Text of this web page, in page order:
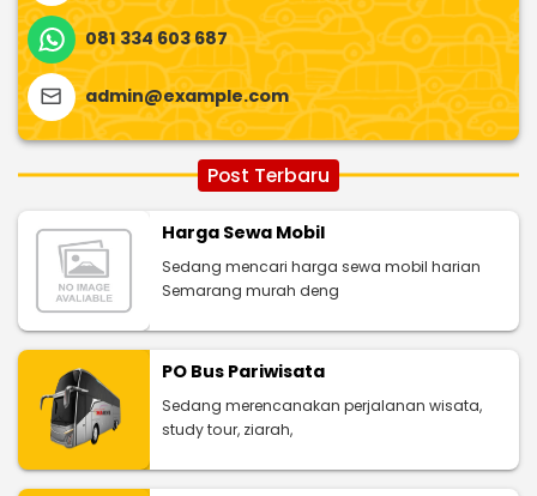
081 334 603 687
admin@example.com
Post Terbaru
Harga Sewa Mobil
Sedang mencari harga sewa mobil harian
Semarang murah deng
PO Bus Pariwisata
Sedang merencanakan perjalanan wisata,
study tour, ziarah,